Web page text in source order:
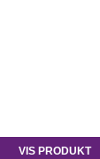
VIS PRODUKT